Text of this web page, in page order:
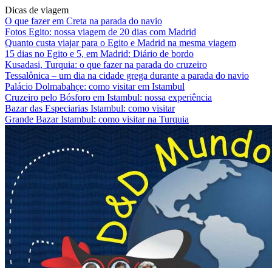
Dicas de viagem
O que fazer em Creta na parada do navio
Fotos Egito: nossa viagem de 20 dias com Madrid
Quanto custa viajar para o Egito e Madrid na mesma viagem
15 dias no Egito e 5, em Madrid: Diário de bordo
Kusadasi, Turquia: o que fazer na parada do cruzeiro
Tessalônica – um dia na cidade grega durante a parada do navio
Palácio Dolmabahçe: como visitar em Istambul
Cruzeiro pelo Bósforo em Istambul: nossa experiência
Bazar das Especiarias Istambul: como visitar
Grande Bazar Istambul: como visitar na Turquia